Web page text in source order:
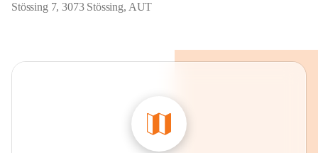
Stössing 7, 3073 Stössing, AUT